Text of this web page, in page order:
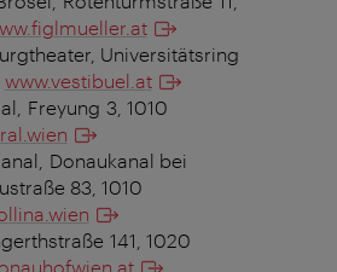
Universitätsring
www.vestibuel.at
Freyung 3, 1010
Donaukanal bei
83, 1010
141, 1020